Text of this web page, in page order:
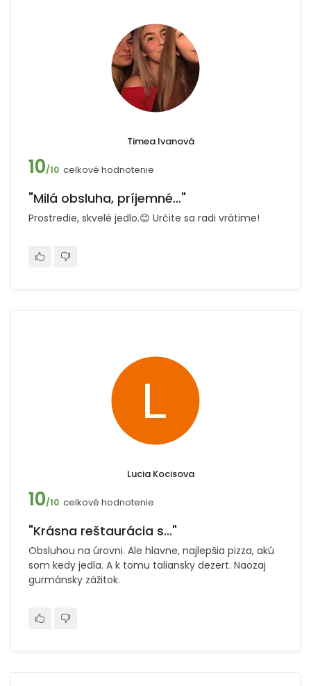
Timea Ivanová
10/10 celkové hodnotenie
"Milá obsluha, príjemné..."
Prostredie, skvelé jedlo.😊 Určite sa radi vrátime!
Lucia Kocisova
10/10 celkové hodnotenie
"Krásna reštaurácia s..."
Obsluhou na úrovni. Ale hlavne, najlepšia pizza, akú
som kedy jedla. A k tomu taliansky dezert. Naozaj
gurmánsky zážitok.